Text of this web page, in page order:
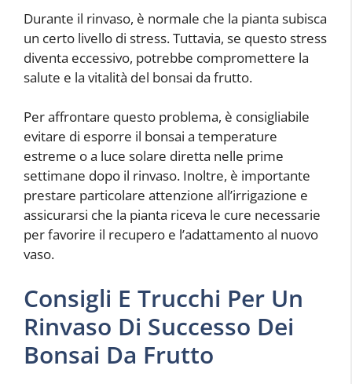
Durante il rinvaso, è normale che la pianta subisca
un certo livello di stress. Tuttavia, se questo stress
diventa eccessivo, potrebbe compromettere la
salute e la vitalità del bonsai da frutto.
Per affrontare questo problema, è consigliabile
evitare di esporre il bonsai a temperature
estreme o a luce solare diretta nelle prime
settimane dopo il rinvaso. Inoltre, è importante
prestare particolare attenzione all’irrigazione e
assicurarsi che la pianta riceva le cure necessarie
per favorire il recupero e l’adattamento al nuovo
vaso.
Consigli E Trucchi Per Un
Rinvaso Di Successo Dei
Bonsai Da Frutto